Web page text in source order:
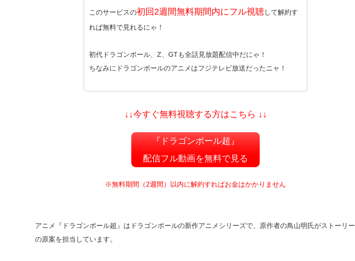
このサービスの初回2週間無料期間内にフル視聴して解約す
れば無料で見れるにゃ！
初代ドラゴンボール、Z、GTも全話見放題配信中だにゃ！
ちなみにドラゴンボールのアニメはフジテレビ放送だったニャ！
↓↓今すぐ無料視聴する方はこちら ↓↓
『ドラゴンボール超』
配信フル動画を無料で見る
※無料期間（2週間）以内に解約すればお金はかかりません
アニメ『ドラゴンボール超』はドラゴンボールの新作アニメシリーズで、原作者の鳥山明氏がストーリー
の原案を担当しています。